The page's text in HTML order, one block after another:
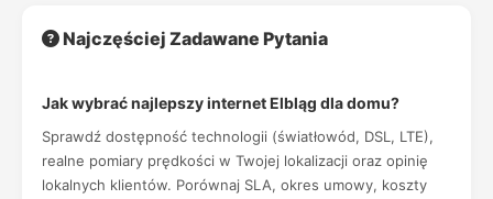
Najczęściej Zadawane Pytania
Jak wybrać najlepszy internet Elbląg dla domu?
Sprawdź dostępność technologii (światłowód, DSL, LTE),
realne pomiary prędkości w Twojej lokalizacji oraz opinię
lokalnych klientów. Porównaj SLA, okres umowy, koszty